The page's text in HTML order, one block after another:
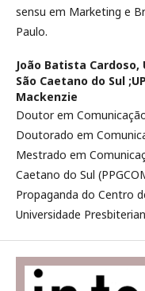
sensu em Marketing e
Paulo.
João Batista Cardoso,
São Caetano do Sul
Mackenzie
Doutor em
Doutorado em
Mestrado em
Caetano do Sul
Propaganda do Centro
Universidade